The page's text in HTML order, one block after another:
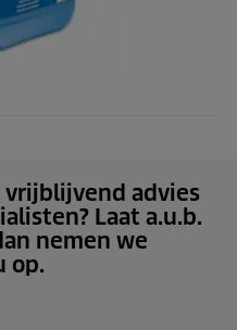
vrijblijvend advies
Laat a.u.b.
nemen we
op.